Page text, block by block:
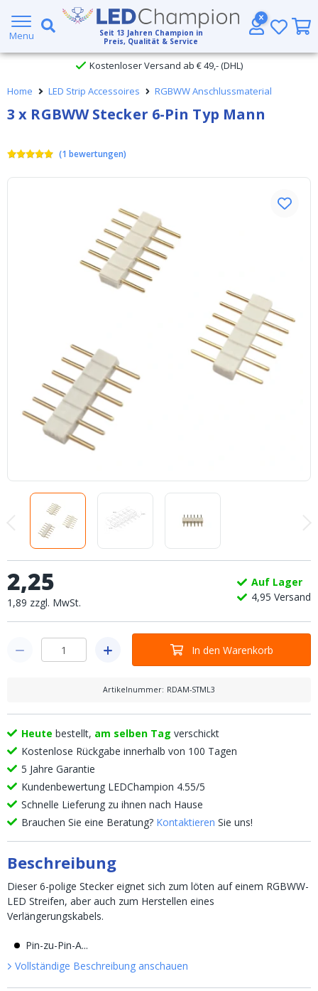
Menu Seit 13 Jahren Champion in
Preis, Qualität & Service
Großer Lagerbestand
Kostenloser Versand ab € 49,- (DHL)
Heute bestellt, am selben Tag verschickt
Home LED Strip Accessoires RGBWW Anschlussmaterial
3 x RGBWW Stecker 6-Pin Typ Mann
(1 bewertungen)
2,25
1 ,89 zzgl. MwSt.
Auf Lager
4,95 Versand
In den Warenkorb
Artikelnummer: RDAM-STML3
Heute bestellt, am selben Tag verschickt
Kostenlose Rückgabe innerhalb von 100 Tagen
5 Jahre Garantie
Kundenbewertung LEDChampion 4.55/5
Schnelle Lieferung zu ihnen nach Hause
Brauchen Sie eine Beratung? Kontaktieren Sie uns!
Beschreibung
Dieser 6-polige Stecker eignet sich zum löten auf einem RGBWW-
LED Streifen, aber auch zum Herstellen eines
Verlängerungskabels.
Pin-zu-Pin-A...
Vollständige Beschreibung anschauen